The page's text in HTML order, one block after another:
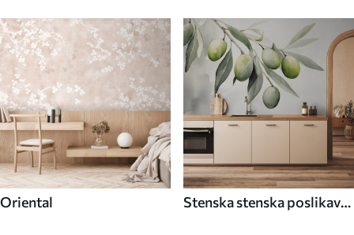
Oriental
Stenska stenska poslikava